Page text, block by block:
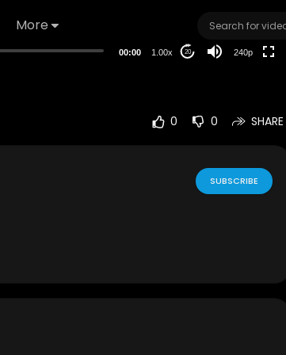
More
00:00 1.00x 20 240p
0 0 SHARE
SUBSCRIBE